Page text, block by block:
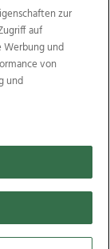
Wimmer
Woche
Immobilien
Galerien
Co KG
zur
auf
Werbung und
von
und